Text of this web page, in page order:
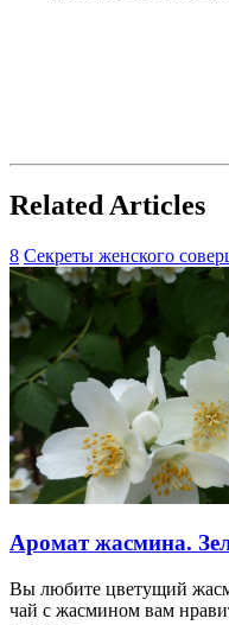
Related Articles
8 Секреты женского
Аромат жасмина.
Вы любите цветущий
чай с жасмином вам